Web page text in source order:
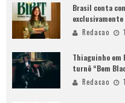
Brasil conta
Redacao
Thiaguinho em
turnê “Bem
Redacao